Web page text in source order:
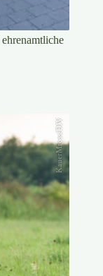
KauerMross/DJV